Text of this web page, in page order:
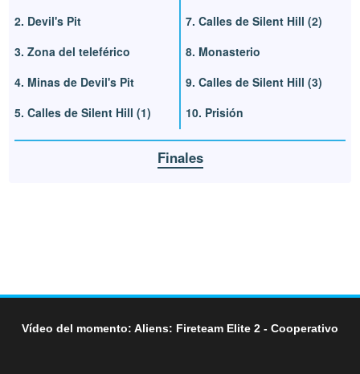
2. Devil's Pit
3. Zona del teleférico
4. Minas de Devil's Pit
5. Calles de Silent Hill (1)
7. Calles de Silent Hill (2)
8. Monasterio
9. Calles de Silent Hill (3)
10. Prisión
Finales
Vídeo del momento: Aliens: Fireteam Elite 2 - Cooperativo